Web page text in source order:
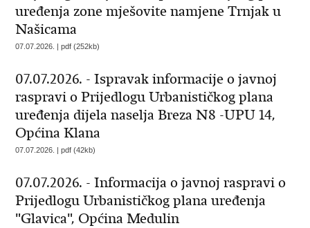
uređenja zone mješovite namjene Trnjak u
Našicama
07.07.2026. | pdf (252kb)
07.07.2026. - Ispravak informacije o javnoj
raspravi o Prijedlogu Urbanističkog plana
uređenja dijela naselja Breza N8 -UPU 14,
Općina Klana
07.07.2026. | pdf (42kb)
07.07.2026. - Informacija o javnoj raspravi o
Prijedlogu Urbanističkog plana uređenja
"Glavica", Općina Medulin